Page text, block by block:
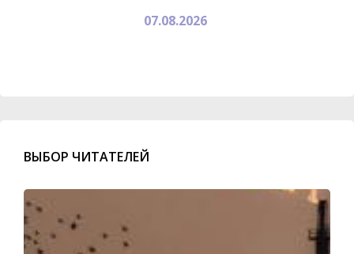
07.08.2026
ВЫБОР ЧИТАТЕЛЕЙ